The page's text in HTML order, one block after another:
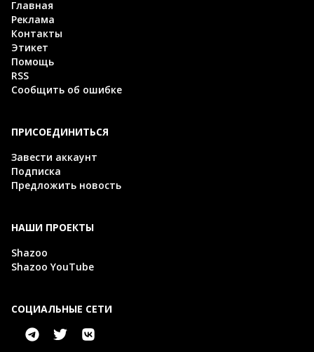
Главная
Реклама
Контакты
Этикет
Помощь
RSS
Сообщить об ошибке
ПРИСОЕДИНИТЬСЯ
Завести аккаунт
Подписка
Предложить новость
НАШИ ПРОЕКТЫ
Shazoo
Shazoo YouTube
СОЦИАЛЬНЫЕ СЕТИ